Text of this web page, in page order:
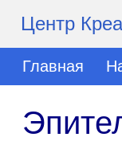
Центр
Главная